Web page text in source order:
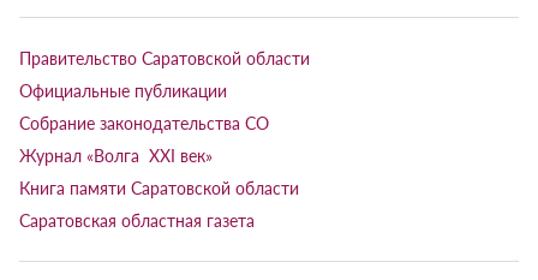
Правительство Саратовской области
Официальные публикации
Собрание законодательства СО
Журнал «Волга XXI век»
Книга памяти Саратовской области
Саратовская областная газета